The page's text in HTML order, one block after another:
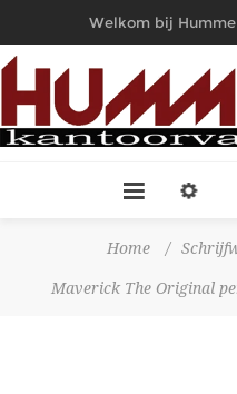
Welkom bij
Home /
Maverick The Original